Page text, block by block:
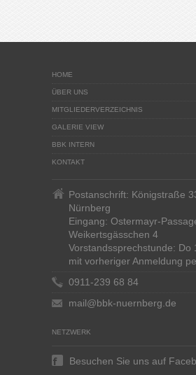
HOME
ÜBER UNS
MITGLIEDERVERZEICHNIS
GALERIE VIEW
BBK INTERN
KONTAKT
Postanschrift: Königstraße
Nürnberg
Eingang: Ostermayr-
Weikertsgässchen 4
Vorstandssprechstunde: Do
mit vorheriger Anmeldung
0911-239 68 84
mail@bbk-nuernberg.de
NETZWERK
Besuchen Sie uns auf